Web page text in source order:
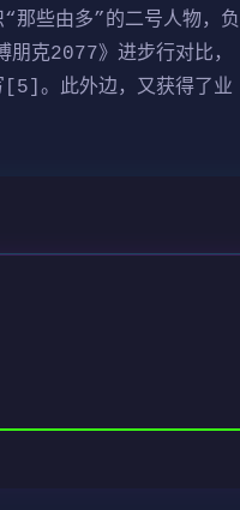
那些由多”的二号人物，负
克2077》进步行对比，
[5]。此外边，又获得了业